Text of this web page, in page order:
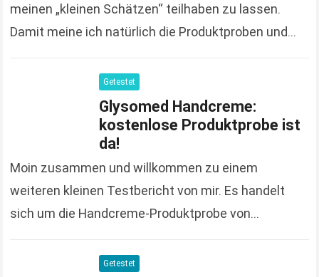
meinen „kleinen Schätzen“ teilhaben zu lassen.
Damit meine ich natürlich die Produktproben und
Read moreGetestet
Glysomed Handcreme:
kostenlose Produktprobe ist
da!
Moin zusammen und willkommen zu einem
weiteren kleinen Testbericht von mir. Es handelt
sich um die Handcreme-Produktprobe von
Jahres bestellt habe. Leider…
Getestet